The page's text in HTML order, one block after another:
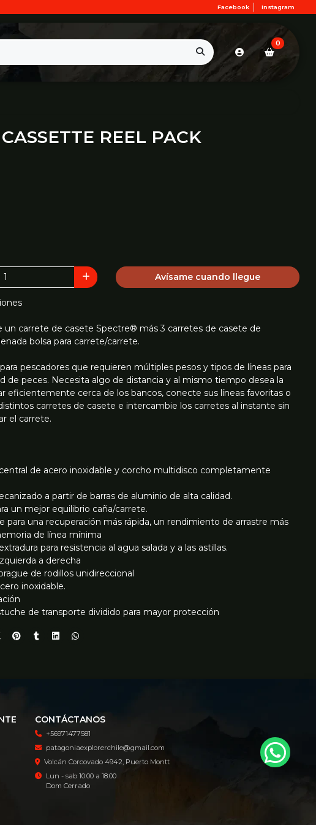
Facebook Instagram
0
REEL PACK
Avísame cuando llegue
un carrete de casete Spectre® más 3 carretes de casete de
bolsa para carrete/carrete.
pescadores que requieren múltiples pesos y tipos de líneas para
de peces. Necesita algo de distancia y al mismo tiempo desea la
eficientemente cerca de los bancos, conecte sus líneas favoritas o
carretes de casete e intercambie los carretes al instante sin
el carrete.
de acero inoxidable y corcho multidisco completamente
a partir de barras de aluminio de alta calidad.
un mejor equilibrio caña/carrete.
para una recuperación más rápida, un rendimiento de arrastre más
de línea mínima
para resistencia al agua salada y a las astillas.
a derecha
de rodillos unidireccional
inoxidable.
de transporte dividido para mayor protección
CONTÁCTANOS
+56971477581
patagoniaexplorerchile@gmail.com
Volcán Corcovado 4942, Puerto Montt
Lun - sab 10:00 a 18:00
Dom Cerrado